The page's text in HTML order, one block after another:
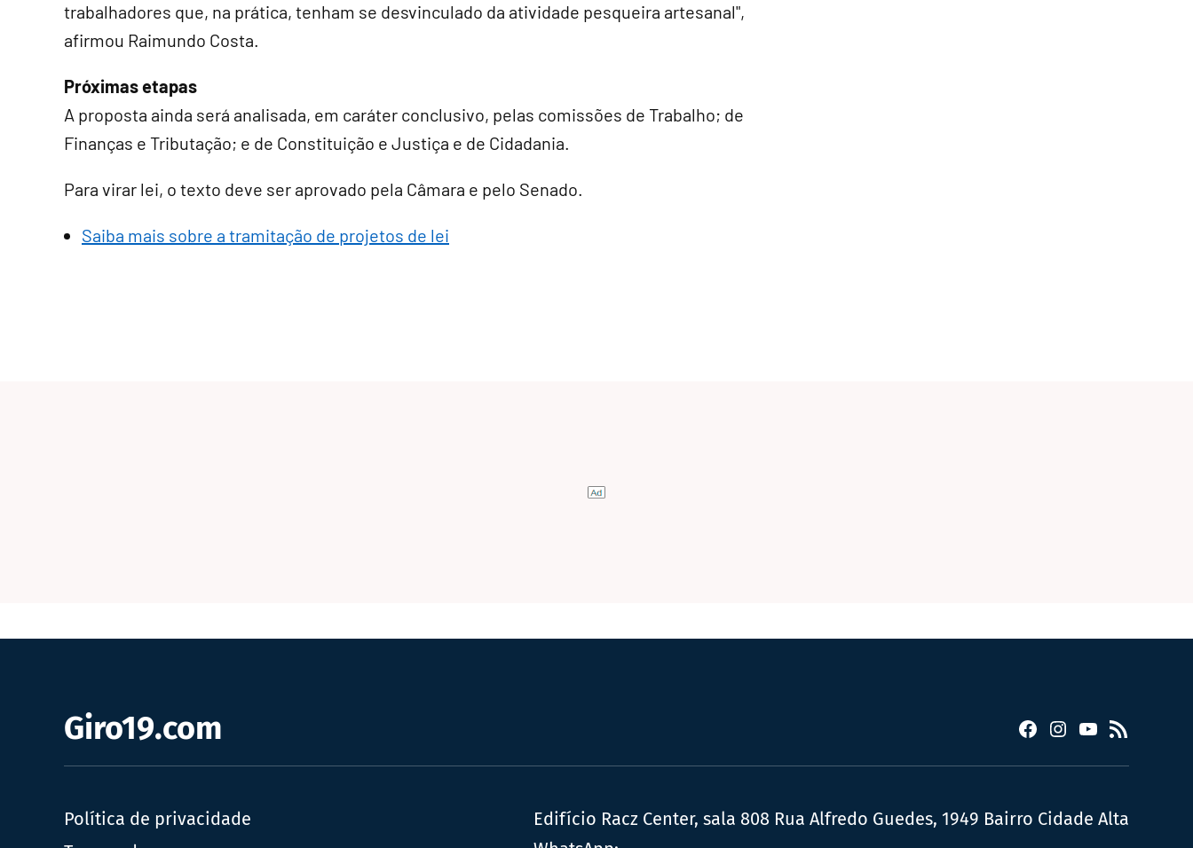
trabalhadores que, na prática, tenham se desvinculado da atividade pesqueira artesanal",
afirmou Raimundo Costa.
Próximas etapas
A proposta ainda será analisada, em caráter conclusivo, pelas comissões de Trabalho; de
Finanças e Tributação; e de Constituição e Justiça e de Cidadania.
Para virar lei, o texto deve ser aprovado pela Câmara e pelo Senado.
Saiba mais sobre a tramitação de projetos de lei
Giro19.com Facebook
Instagram
YouTube
RSS
Política de privacidade
Edifício Racz Center, sala 808 Rua Alfredo Guedes, 1949 Bairro Cidade Alta